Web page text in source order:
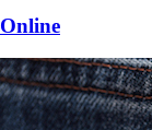
Online